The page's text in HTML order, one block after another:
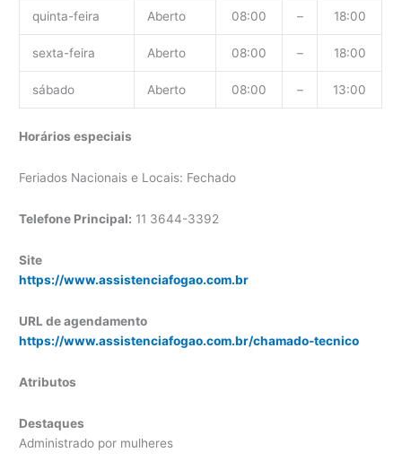
quinta-feira Aberto 08:00 – 18:00
sexta-feira Aberto 08:00 – 18:00
sábado Aberto 08:00 – 13:00
Horários especiais
Feriados Nacionais e Locais: Fechado
Telefone Principal: 11 3644-3392
Site
https://www.assistenciafogao.com.br
URL de agendamento
https://www.assistenciafogao.com.br/chamado-tecnico
Atributos
Destaques
Administrado por mulheres